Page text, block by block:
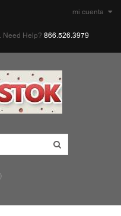
mi cuenta
Need Help? 866.526.3979